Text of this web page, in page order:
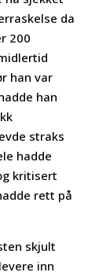
da
200
han var
han
straks
hadde
kritisert
rett på
skjult
inn